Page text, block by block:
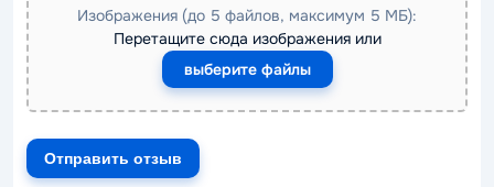
Изображения (до 5 файлов, максимум 5 МБ):
Перетащите сюда изображения или
выберите файлы